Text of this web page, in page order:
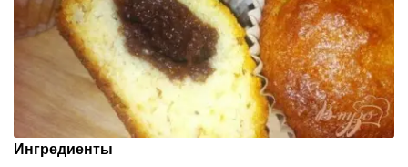
Ингредиенты